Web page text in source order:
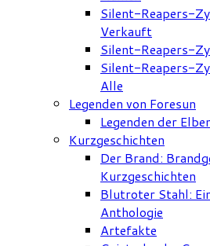
Silent-Reapers-
Verkauft
Silent-Reapers-
Silent-Reapers-
Alle
Legenden von Foresun
Legenden der
Kurzgeschichten
Der Brand:
Kurzgeschichten
Blutroter Stahl:
Anthologie
Artefakte